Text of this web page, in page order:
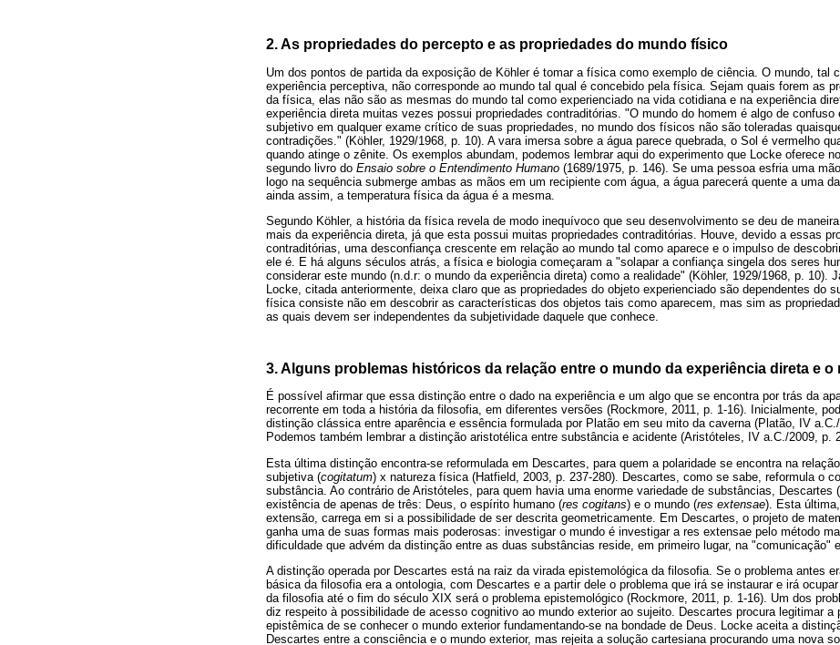
2. As propriedades do percepto e as propriedades do mundo físico
Um dos pontos de partida da exposição de Köhler é tomar a física como exemplo de ciência. O mundo, tal
experiência perceptiva, não corresponde ao mundo tal qual é concebido pela física. Sejam quais forem as
da física, elas não são as mesmas do mundo tal como experienciado na vida cotidiana e na experiência
experiência direta muitas vezes possui propriedades contraditórias. "O mundo do homem é algo de confuso
subjetivo em qualquer exame crítico de suas propriedades, no mundo dos físicos não são toleradas
contradições." (Köhler, 1929/1968, p. 10). A vara imersa sobre a água parece quebrada, o Sol é vermelho
quando atinge o zênite. Os exemplos abundam, podemos lembrar aqui do experimento que Locke oferece
segundo livro do Ensaio sobre o Entendimento Humano (1689/1975, p. 146). Se uma pessoa esfria uma
logo na sequência submerge ambas as mãos em um recipiente com água, a água parecerá quente a uma
ainda assim, a temperatura física da água é a mesma.
Segundo Köhler, a história da física revela de modo inequívoco que seu desenvolvimento se deu de
mais da experiência direta, já que esta possui muitas propriedades contraditórias. Houve, devido a essas
contraditórias, uma desconfiança crescente em relação ao mundo tal como aparece e o impulso de
ele é. E há alguns séculos atrás, a física e biologia começaram a "solapar a confiança singela dos seres
considerar este mundo (n.d.r: o mundo da experiência direta) como a realidade" (Köhler, 1929/1968, p. 10).
Locke, citada anteriormente, deixa claro que as propriedades do objeto experienciado são dependentes do
física consiste não em descobrir as características dos objetos tais como aparecem, mas sim as
as quais devem ser independentes da subjetividade daquele que conhece.
3. Alguns problemas históricos da relação entre o mundo da experiência direta e
É possível afirmar que essa distinção entre o dado na experiência e um algo que se encontra por trás da
recorrente em toda a história da filosofia, em diferentes versões (Rockmore, 2011, p. 1-16). Inicialmente,
distinção clássica entre aparência e essência formulada por Platão em seu mito da caverna (Platão, IV
Podemos também lembrar a distinção aristotélica entre substância e acidente (Aristóteles, IV a.C./2009, p.
Esta última distinção encontra-se reformulada em Descartes, para quem a polaridade se encontra na
subjetiva (cogitatum) x natureza física (Hatfield, 2003, p. 237-280). Descartes, como se sabe, reformula o
substância. Ao contrário de Aristóteles, para quem havia uma enorme variedade de substâncias, Descartes
existência de apenas de três: Deus, o espírito humano (res cogitans) e o mundo (res extensae). Esta
extensão, carrega em si a possibilidade de ser descrita geometricamente. Em Descartes, o projeto de
ganha uma de suas formas mais poderosas: investigar o mundo é investigar a res extensae pelo método
dificuldade que advém da distinção entre as duas substâncias reside, em primeiro lugar, na "comunicação"
A distinção operada por Descartes está na raiz da virada epistemológica da filosofia. Se o problema antes
básica da filosofia era a ontologia, com Descartes e a partir dele o problema que irá se instaurar e irá
da filosofia até o fim do século XIX será o problema epistemológico (Rockmore, 2011, p. 1-16). Um dos
diz respeito à possibilidade de acesso cognitivo ao mundo exterior ao sujeito. Descartes procura legitimar a
epistêmica de se conhecer o mundo exterior fundamentando-se na bondade de Deus. Locke aceita a
Descartes entre a consciência e o mundo exterior, mas rejeita a solução cartesiana procurando uma nova